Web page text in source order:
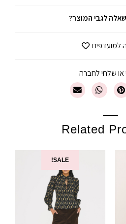
לגבי המוצר?
למועדפים
או שלחי לחברה
Related
SALE!